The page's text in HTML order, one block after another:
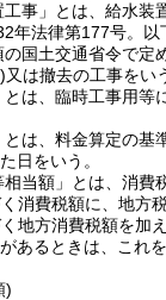
工事」とは、給水装
年法律第177号。以
国土交通省令で定
又は撤去の工事をい
とは、臨時工事用等
とは、料金算定の基
日をいう。
相当額」とは、消費
消費税額に、地方
地方消費税額を加
あるときは、これ
)